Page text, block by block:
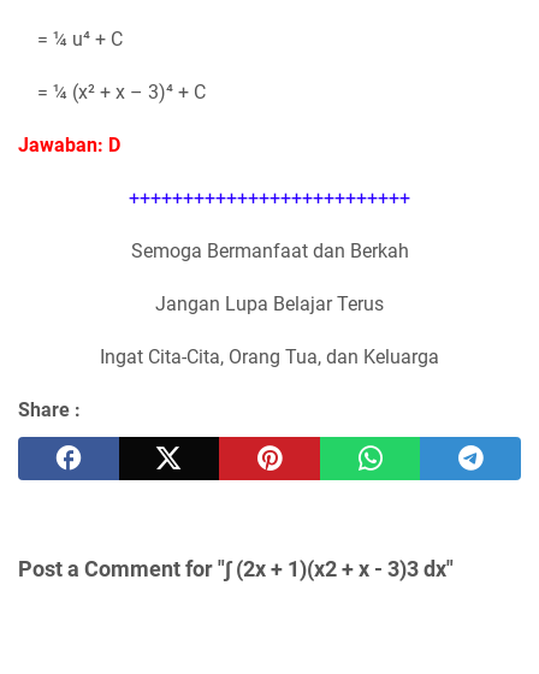
= ¼ u⁴ + C
= ¼ (x² + x – 3)⁴ + C
Jawaban: D
++++++++++++++++++++++++++
Semoga Bermanfaat dan Berkah
Jangan Lupa Belajar Terus
Ingat Cita-Cita, Orang Tua, dan Keluarga
Share :
Post a Comment for "∫ (2x + 1)(x2 + x - 3)3 dx"